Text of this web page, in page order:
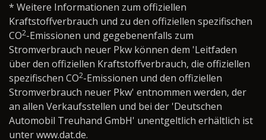
* Weitere Informationen zum offiziellen
Kraftstoffverbrauch und zu den offiziellen spezifischen
CO2-Emissionen und gegebenenfalls zum
Stromverbrauch neuer Pkw können dem 'Leitfaden
über den offiziellen Kraftstoffverbrauch, die offiziellen
spezifischen CO2-Emissionen und den offiziellen
Stromverbrauch neuer Pkw' entnommen werden, der
an allen Verkaufsstellen und bei der 'Deutschen
Automobil Treuhand GmbH' unentgeltlich erhältlich ist
unter www.dat.de.